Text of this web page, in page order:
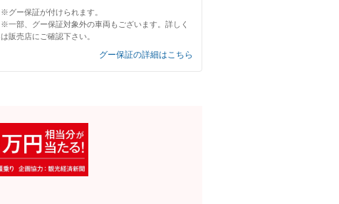
※グー保証が付けられます。
※一部、グー保証対象外の車両もございます。詳しく
は販売店にご確認下さい。
グー保証の詳細はこちら